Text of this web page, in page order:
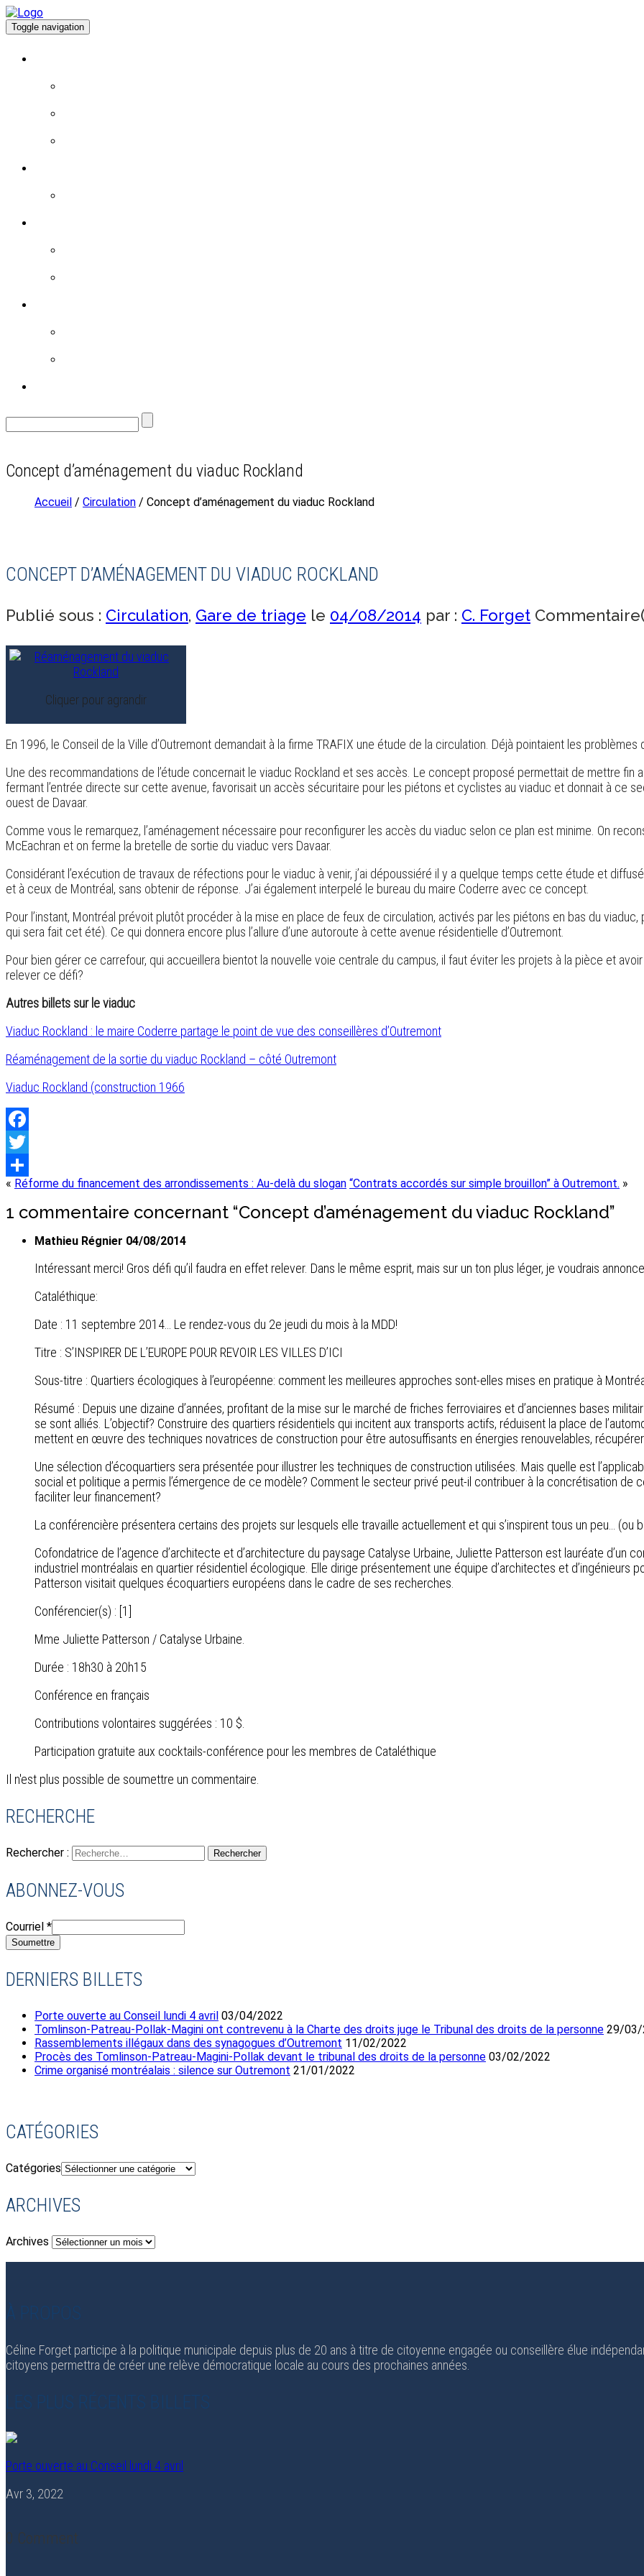
Toggle navigation
Concept d’aménagement du viaduc Rockland
Accueil / Circulation / Concept d’aménagement du viaduc Rockland
CONCEPT D’AMÉNAGEMENT DU VIADUC ROCKLAND
Publié sous : Circulation, Gare de triage le 04/08/2014 par : C. Forget
Cliquer pour agrandir
En 1996, le Conseil de la Ville d’Outremont demandait à la firme TRAFIX une étude de la circulation. Déjà pointaient les
Une des recommandations de l’étude concernait le viaduc Rockland et ses accès. Le concept proposé permettait de mettre fin
fermant l’entrée directe sur cette avenue, favorisait un accès sécuritaire pour les piétons et cyclistes au viaduc et donnait à ce
ouest de Davaar.
Comme vous le remarquez, l’aménagement nécessaire pour reconfigurer les accès du viaduc selon ce plan est minime. On
McEachran et on ferme la bretelle de sortie du viaduc vers Davaar.
Considérant l’exécution de travaux de réfections pour le viaduc à venir, j’ai dépoussiéré il y a quelque temps cette étude et
et à ceux de Montréal, sans obtenir de réponse. J’ai également interpelé le bureau du maire Coderre avec ce concept.
Pour l’instant, Montréal prévoit plutôt procéder à la mise en place de feux de circulation, activés par les piétons en bas du
qui sera fait cet été). Ce qui donnera encore plus l’allure d’une autoroute à cette avenue résidentielle d’Outremont.
Pour bien gérer ce carrefour, qui accueillera bientot la nouvelle voie centrale du campus, il faut éviter les projets à la pièce et
relever ce défi?
Autres billets sur le viaduc
Viaduc Rockland : le maire Coderre partage le point de vue des conseillères d’Outremont
Réaménagement de la sortie du viaduc Rockland – côté Outremont
Viaduc Rockland (construction 1966
Facebook
Twitter
Share
« Réforme du financement des arrondissements : Au-delà du slogan “Contrats accordés sur simple brouillon” à Outremont. »
1 commentaire concernant “Concept d’aménagement du viaduc Rockland”
Mathieu Régnier 04/08/2014
Intéressant merci! Gros défi qu’il faudra en effet relever. Dans le même esprit, mais sur un ton plus léger, je voudrais
Cataléthique:
Date : 11 septembre 2014… Le rendez-vous du 2e jeudi du mois à la MDD!
Titre : S’INSPIRER DE L’EUROPE POUR REVOIR LES VILLES D’ICI
Sous-titre : Quartiers écologiques à l’européenne: comment les meilleures approches sont-elles mises en pratique à
Résumé : Depuis une dizaine d’années, profitant de la mise sur le marché de friches ferroviaires et d’anciennes bases
se sont alliés. L’objectif? Construire des quartiers résidentiels qui incitent aux transports actifs, réduisent la place de
mettent en œuvre des techniques novatrices de construction pour être autosuffisants en énergies renouvelables,
Une sélection d’écoquartiers sera présentée pour illustrer les techniques de construction utilisées. Mais quelle est
social et politique a permis l’émergence de ce modèle? Comment le secteur privé peut-il contribuer à la concrétisation de
faciliter leur financement?
La conférencière présentera certains des projets sur lesquels elle travaille actuellement et qui s’inspirent tous un peu… (ou
Cofondatrice de l’agence d’architecte et d’architecture du paysage Catalyse Urbaine, Juliette Patterson est lauréate d’un
industriel montréalais en quartier résidentiel écologique. Elle dirige présentement une équipe d’architectes et d’ingénieurs
Patterson visitait quelques écoquartiers européens dans le cadre de ses recherches.
Conférencier(s) : [1]
Mme Juliette Patterson / Catalyse Urbaine.
Durée : 18h30 à 20h15
Conférence en français
Contributions volontaires suggérées : 10 $.
Participation gratuite aux cocktails-conférence pour les membres de Cataléthique
Il n'est plus possible de soumettre un commentaire.
RECHERCHE
Rechercher :
ABONNEZ-VOUS
Courriel *
Soumettre
DERNIERS BILLETS
Porte ouverte au Conseil lundi 4 avril 03/04/2022
Tomlinson-Patreau-Pollak-Magini ont contrevenu à la Charte des droits juge le Tribunal des droits de la personne 29/03/
Rassemblements illégaux dans des synagogues d’Outremont 11/02/2022
Procès des Tomlinson-Patreau-Magini-Pollak devant le tribunal des droits de la personne 03/02/2022
Crime organisé montréalais : silence sur Outremont 21/01/2022
CATÉGORIES
Catégories
ARCHIVES
Archives
À PROPOS
Céline Forget participe à la politique municipale depuis plus de 20 ans à titre de citoyenne engagée ou conseillère élue
citoyens permettra de créer une relève démocratique locale au cours des prochaines années.
LES PLUS RÉCENTS BILLETS
Porte ouverte au Conseil lundi 4 avril
Avr 3, 2022
0 Comment